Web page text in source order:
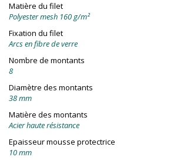
Matière du filet
Polyester mesh 160 g/m²
Fixation du filet
Arcs en fibre de verre
Nombre de montants
8
Diamètre des montants
38 mm
Matière des montants
Acier haute résistance
Epaisseur mousse protectrice
10 mm